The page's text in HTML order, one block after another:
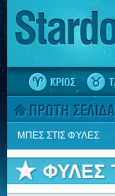
ΜΠΕΣ ΣΤΙΣ ΦΥΛΕΣ